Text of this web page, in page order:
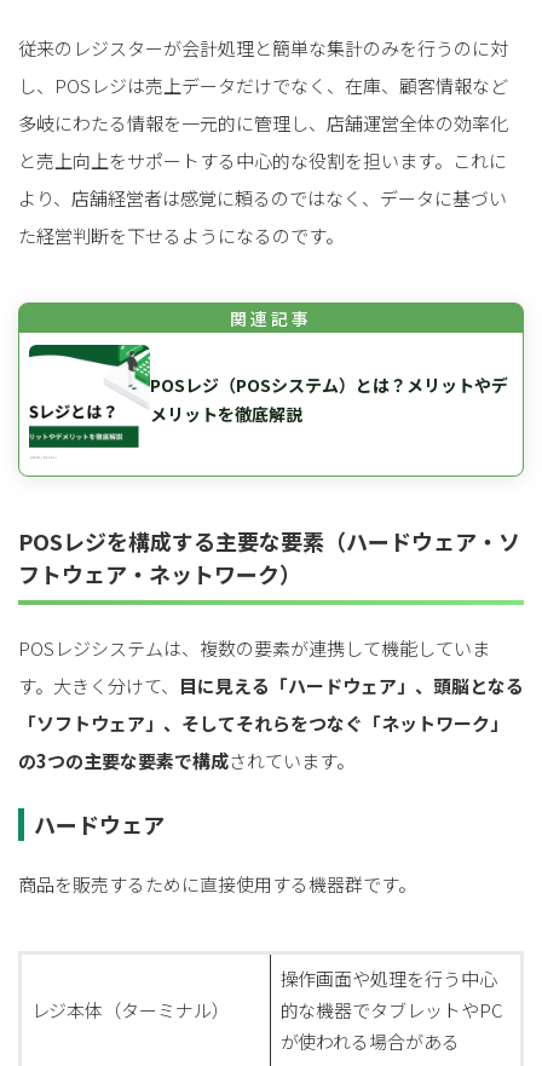
従来のレジスターが会計処理と簡単な集計のみを行うのに対
し、POSレジは売上データだけでなく、在庫、顧客情報など
多岐にわたる情報を一元的に管理し、店舗運営全体の効率化
と売上向上をサポートする中心的な役割を担います。これに
より、店舗経営者は感覚に頼るのではなく、データに基づい
た経営判断を下せるようになるのです。
POSレジ（POSシステム）とは？メリットやデ
メリットを徹底解説
POSレジを構成する主要な要素（ハードウェア・ソ
フトウェア・ネットワーク）
POSレジシステムは、複数の要素が連携して機能していま
す。大きく分けて、
目に見える「ハードウェア」、頭脳となる
「ソフトウェア」、そしてそれらをつなぐ「ネットワーク」
の3つの主要な要素で構成されています。
ハードウェア
商品を販売するために直接使用する機器群です。
レジ本体（ターミナル）
操作画面や処理を行う中心
的な機器でタブレットやPC
が使われる場合がある